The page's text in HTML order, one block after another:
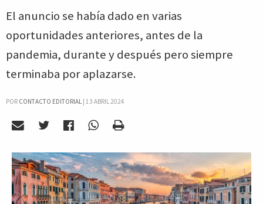
El anuncio se había dado en varias
oportunidades anteriores, antes de la
pandemia, durante y después pero siempre
terminaba por aplazarse.
POR CONTACTO EDITORIAL| 13 ABRIL 2024